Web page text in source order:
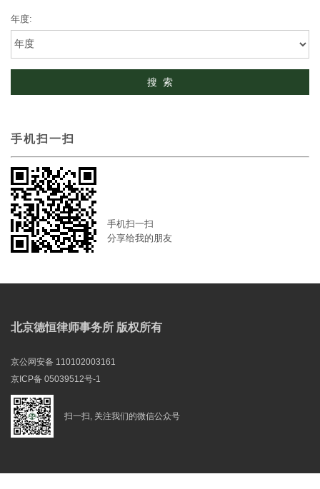
年度:
手机扫一扫
手机扫一扫
分享给我的朋友
北京德恒律师事务所 版权所有
京公网安备 110102003161
京ICP备 05039512号-1
扫一扫, 关注我们的微信公众号